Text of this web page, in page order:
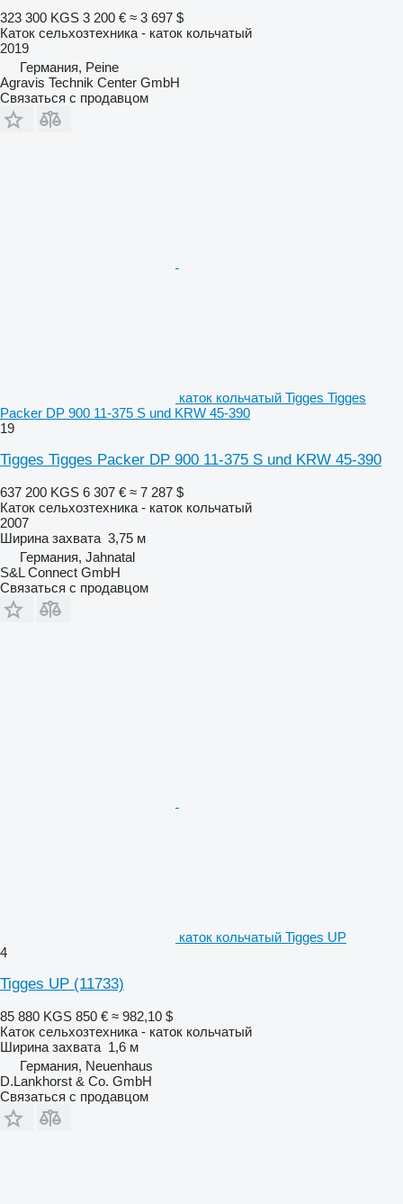
323 300 KGS 3 200 € ≈ 3 697 $
Каток сельхозтехника - каток кольчатый
2019
Германия, Peine
Agravis Technik Center GmbH
Связаться с продавцом
каток кольчатый Tigges Tigges
Packer DP 900 11-375 S und KRW 45-390
19
Tigges Tigges Packer DP 900 11-375 S und KRW 45-390
637 200 KGS 6 307 € ≈ 7 287 $
Каток сельхозтехника - каток кольчатый
2007
Ширина захвата 3,75 м
Германия, Jahnatal
S&L Connect GmbH
Связаться с продавцом
каток кольчатый Tigges UP
4
Tigges UP (11733)
85 880 KGS 850 € ≈ 982,10 $
Каток сельхозтехника - каток кольчатый
Ширина захвата 1,6 м
Германия, Neuenhaus
D.Lankhorst & Co. GmbH
Связаться с продавцом